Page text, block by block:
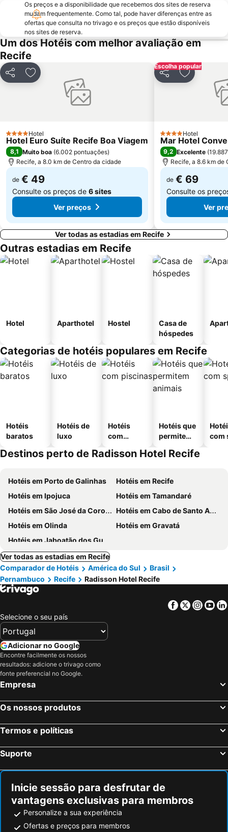
Carnaval de Olinda
Forte de Pau Amarelo
Parque Dona Lindu
30th IASP World Conference on Science and Technology Parks
Igreja Nossa Senhora do Rosário - Paróquia da Torre
Capela da Jaqueira - Nossa Senhora da Conceição das Barreiras
4 patas
Igreja de Nossa Senhora do Rosário dos Homens Pretos
XXIX Seminário Nacional de Grandes Barragens - SNBG
Os preços e a disponibilidade que recebemos dos sites de reserva
mudam frequentemente. Como tal, pode haver diferenças entre as
ofertas que consulta no trivago e os preços que estão disponíveis
nos sites de reserva.
Um dos Hotéis com melhor avaliação em
Recife
PartilharAdicionar aos favoritos
4 Estrelas
Hotel
Hotel Euro Suíte Recife Boa Viagem
8,1 Muito boa (6.002 pontuações)
Recife, a 8.0 km de Centro da cidade
de € 49
Consulte os preços de 6 sites
Ver preços
Escolha popular
PartilharAdicionar
4 Estrelas
Hotel
Mar Hotel
9,2 Excelente (
Recife, a 8.6 km de
de € 69
Consulte os
Ver
Ver todas as estadias em Recife
Outras estadias em Recife
Hotel Aparthotel Hostel
Casa de
hóspedes
Categorias de hotéis populares em Recife
Hotéis
baratos
Hotéis de
luxo
Hotéis
com
Hotéis que
permitem
com
Destinos perto de Radisson Hotel Recife
Hotéis em Porto de Galinhas
Hotéis em Recife
Hotéis em Ipojuca
Hotéis em Tamandaré
Hotéis em São José da Coroa Grande
Hotéis em Cabo de Santo Agostinho
Hotéis em Olinda
Hotéis em Gravatá
Hotéis em Jaboatão dos Guararapes
Ver todas as estadias em Recife
Comparador de Hotéis
América do Sul
Brasil
Pernambuco
Recife Radisson Hotel Recife
Facebook
Twitter
Selecione o seu país
Adicionar no Google
Encontre facilmente os nossos
resultados: adicione o trivago como
fonte preferencial no Google.
Empresa
Os nossos produtos
Termos e políticas
Suporte
Inicie sessão para desfrutar de
vantagens exclusivas para membros
Personalize a sua experiência
Ofertas e preços para membros